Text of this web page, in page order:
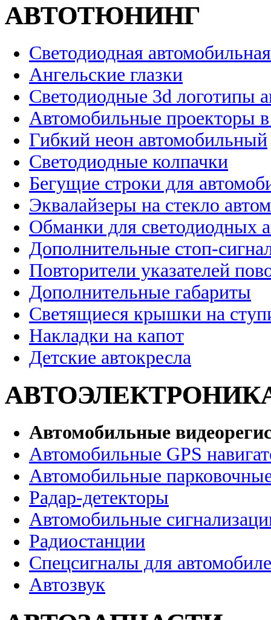
АВТОТЮНИНГ
Светодиодная
Ангельские глазки
Светодиодные 3d логотипы
Автомобильные проекторы
Гибкий неон автомобильный
Светодиодные колпачки
Бегущие строки для
Эквалайзеры на стекло
Обманки для светодиодных
Дополнительные стоп-
Повторители указателей
Дополнительные габариты
Светящиеся крышки на
Накладки на капот
Детские автокресла
Автомобильные
Автомобильные GPS
Автомобильные
Радар-детекторы
Автомобильные
Радиостанции
Спецсигналы для
Автозвук